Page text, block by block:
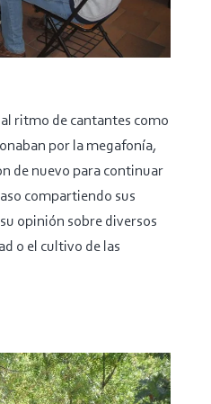
ritmo de cantantes como
por la megafonía,
de nuevo para continuar
compartiendo sus
opinión sobre diversos
o el cultivo de las